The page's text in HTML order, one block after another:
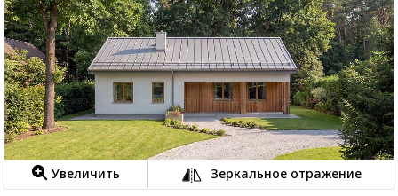
Увеличить Зеркальное отражение